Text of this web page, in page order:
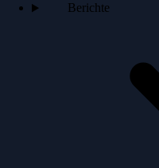
Berichte